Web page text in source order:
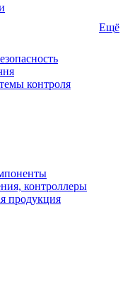
контроля
контроллеры
продукция
Ещё